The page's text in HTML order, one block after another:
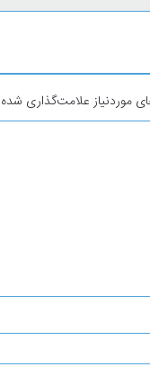
موردنیاز علامت‌گذاری